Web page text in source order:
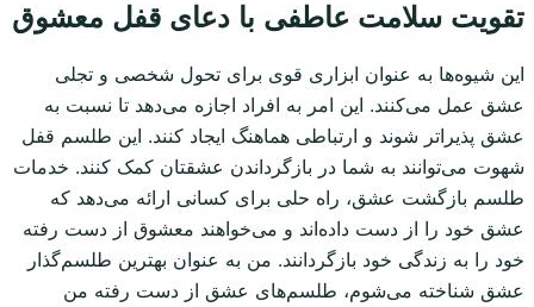
تقویت سلامت عاطفی با دعای قفل معشوق
این شیوه‌ها به عنوان ابزاری قوی برای تحول شخصی و تجلی
عشق عمل می‌کنند. این امر به افراد اجازه می‌دهد تا نسبت به
عشق پذیراتر شوند و ارتباطی هماهنگ ایجاد کنند. این طلسم قفل
شهوت می‌توانند به شما در بازگرداندن عشقتان کمک کنند. خدمات
طلسم بازگشت عشق، راه حلی برای کسانی ارائه می‌دهد که
عشق خود را از دست داده‌اند و می‌خواهند معشوق از دست رفته
خود را به زندگی خود بازگردانند. من به عنوان بهترین طلسم‌گذار
عشق شناخته می‌شوم، طلسم‌های عشق از دست رفته من